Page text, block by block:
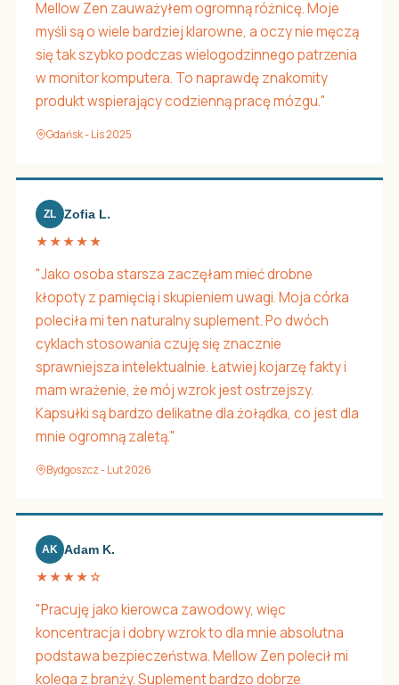
Mellow Zen zauważyłem ogromną różnicę. Moje
myśli są o wiele bardziej klarowne, a oczy nie męczą
się tak szybko podczas wielogodzinnego patrzenia
w monitor komputera. To naprawdę znakomity
produkt wspierający codzienną pracę mózgu."
Gdańsk - Lis 2025
ZL Zofia L.
★★★★★
"Jako osoba starsza zaczęłam mieć drobne
kłopoty z pamięcią i skupieniem uwagi. Moja córka
poleciła mi ten naturalny suplement. Po dwóch
cyklach stosowania czuję się znacznie
sprawniejsza intelektualnie. Łatwiej kojarzę fakty i
mam wrażenie, że mój wzrok jest ostrzejszy.
Kapsułki są bardzo delikatne dla żołądka, co jest dla
mnie ogromną zaletą."
Bydgoszcz - Lut 2026
AK Adam K.
★★★★☆
"Pracuję jako kierowca zawodowy, więc
koncentracja i dobry wzrok to dla mnie absolutna
podstawa bezpieczeństwa. Mellow Zen polecił mi
kolega z branży. Suplement bardzo dobrze